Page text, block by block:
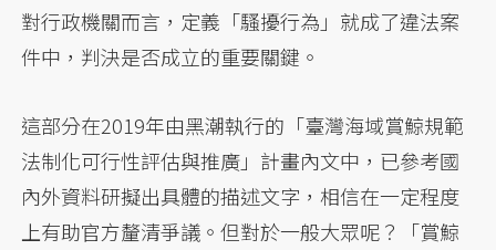
對行政機關而言，定義「騷擾行為」就成了違法案
件中，判決是否成立的重要關鍵。
這部分在2019年由黑潮執行的「臺灣海域賞鯨規範
法制化可行性評估與推廣」計畫內文中，已參考國
內外資料研擬出具體的描述文字，相信在一定程度
上有助官方釐清爭議。但對於一般大眾呢？「賞鯨